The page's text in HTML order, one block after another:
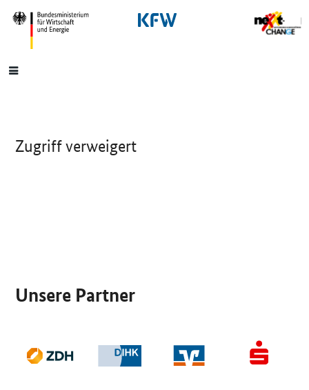
SrOnlyNavigation
Hauptmenü
Zugriff verweigert
Unsere Partner